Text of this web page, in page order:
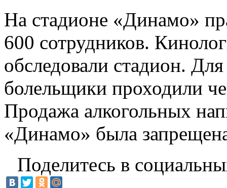
На стадионе «Динамо»
600 сотрудников.
обследовали стадион.
болельщики проходили
Продажа алкогольных
«Динамо» была
Поделитесь в